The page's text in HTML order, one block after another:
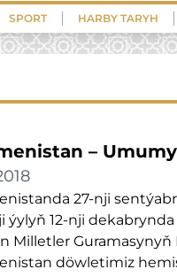
SPORT HARBY TARYH
–
27-nji
ýylyň 12-nji
Milletler Guramasynyň
döwletimiz